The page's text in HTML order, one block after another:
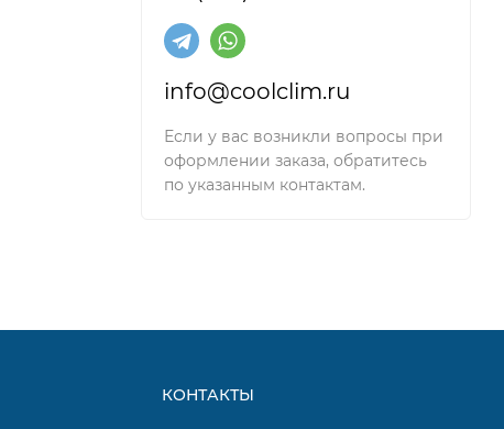
info@coolclim.ru
Если у вас возникли вопросы при
оформлении заказа, обратитесь
по указанным контактам.
КОНТАКТЫ